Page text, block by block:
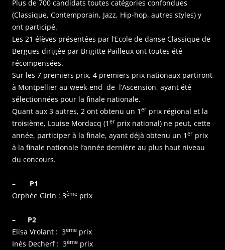
Plus de 700 candidats toutes catégories confondues
(Classique, Contemporain, Jazz, Hip-hop, autres styles) y
ont participé.
Les 21 élèves présentées par l’Ecole de danse Classique de
Bergues dirigée par Brigitte Pailleux ont toutes été
récompensées.
Sur les 7 premiers prix, 4 premiers prix nationaux partiront
à Montpellier au week-end de l’Ascension, ayant été
sélectionnées pour la finale nationale.
Quant aux 3 autres, 2 ont obtenu un 1 er prix régional et la
troisième, Louise Mordacq (1 er prix national) ne peut, cette
année, participer à la finale, ayant déjà obtenu un 1 er prix
à la finale nationale l’année dernière au plus haut niveau
du concours.
– P1
Orphée Girin : 3ème prix
– P2
Elisa Vrolant : 3ème prix
Inès Decherf : 3ème prix